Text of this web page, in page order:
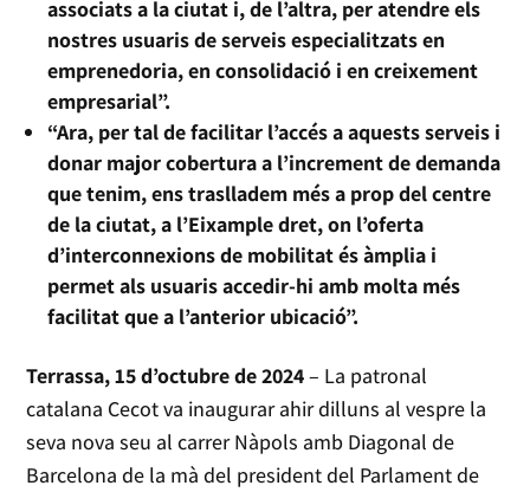
associats a la ciutat i, de l’altra, per atendre els
nostres usuaris de serveis especialitzats en
emprenedoria, en consolidació i en creixement
empresarial”.
“Ara, per tal de facilitar l’accés a aquests serveis i
donar major cobertura a l’increment de demanda
que tenim, ens traslladem més a prop del centre
de la ciutat, a l’Eixample dret, on l’oferta
d’interconnexions de mobilitat és àmplia i
permet als usuaris accedir-hi amb molta més
facilitat que a l’anterior ubicació”.
Terrassa, 15 d’octubre de 2024– La patronal
catalana Cecot va inaugurar ahir dilluns al vespre la
seva nova seu al carrer Nàpols amb Diagonal de
Barcelona de la mà del president del Parlament de